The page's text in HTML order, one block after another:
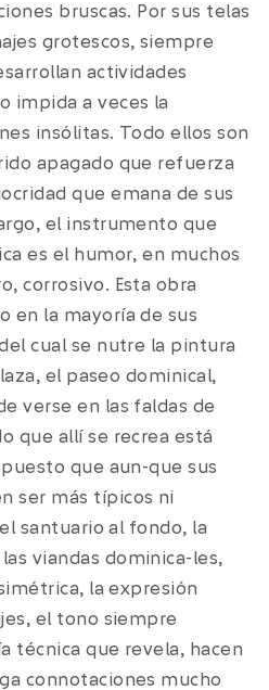
bruscas. Por sus telas
grotescos, siempre
actividades
impida a veces la
insólitas. Todo ellos son
apagado que refuerza
que emana de sus
el instrumento que
es el humor, en muchos
corrosivo. Esta obra
en la mayoría de sus
cual se nutre la pintura
el paseo dominical,
verse en las faldas de
que allí se recrea está
que aun-que sus
ser más típicos ni
santuario al fondo, la
viandas dominica-les,
la expresión
el tono siempre
técnica que revela, hacen
connotaciones mucho